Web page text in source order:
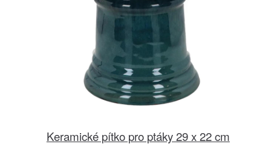
Keramické pítko pro ptáky 29 x 22 cm